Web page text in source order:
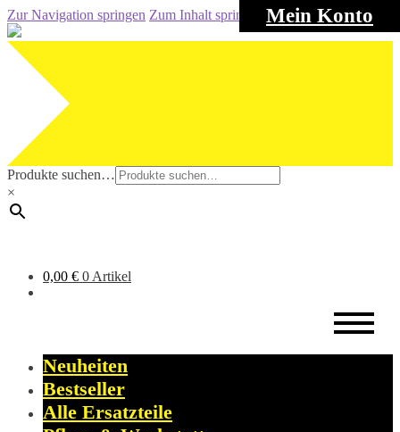
Mein Konto
Zur Navigation springen Zum Inhalt springen
Produkte suchen…
×
0,00 € 0 Artikel
Neuheiten
Bestseller
Alle Ersatzteile